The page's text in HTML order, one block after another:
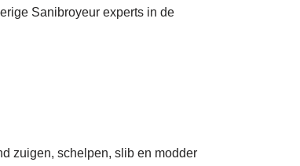
Sanibroyeur experts in de
zuigen, schelpen, slib en modder